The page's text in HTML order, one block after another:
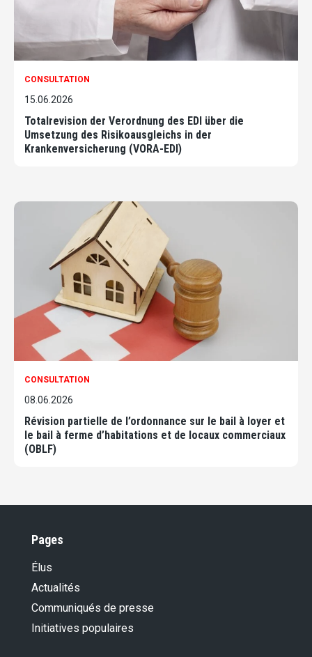
CONSULTATION
15.06.2026
Totalrevision der Verordnung des EDI über die
Umsetzung des Risikoausgleichs in der
Krankenversicherung (VORA-EDI)
CONSULTATION
08.06.2026
Révision partielle de l’ordonnance sur le bail à loyer et
le bail à ferme d’habitations et de locaux commerciaux
(OBLF)
Pages
Élus
Actualités
Communiqués de presse
Initiatives populaires